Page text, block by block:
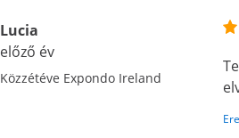
Lucia
előző év
Közzétéve Expondo Ireland